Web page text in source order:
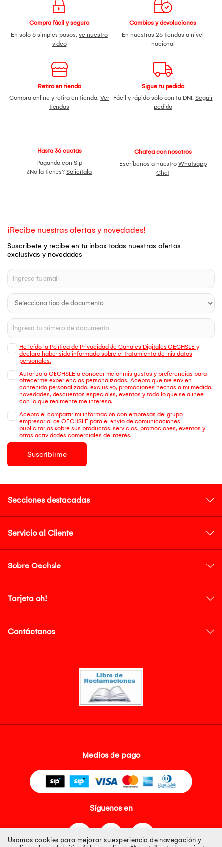
Compra fácil y seguro
En solo 6 simples pasos, ve nuestro
video
Cambios y devoluciones
En nuestras 26 tiendas a nivel
nacional
Retiro en tienda
Compra online y retira en tienda. Ver
tiendas
Sigue tu pedido
Fácil y rápido sólo con tu DNI. Seguir
pedido
Hasta 36 cuotas
Pagando con Sip
¿No la tienes? Solicítala
Chatea con nosotros
Escríbenos a nuestro Whatsapp
Chat
¡Recibe nuestras ofertas y novedades!
Suscríbete y recibe en tu inbox todas nuestras ofertas
exclusivas y novedades
He leído la Política de Privacidad de Canales Digitales OECHSLE y
declaro haber sido informado sobre el tratamiento de mis datos
personales.
Autorizo a OECHSLE a conocer mejor mis gustos y preferencias para
ofrecerme experiencias personalizadas. Acepto que me envien
contenido personalizado, exclusivo, promociones hechas a mi medida,
novedades, descuentos especiales, eventos y todo lo que se alinee
con lo que realmente me interesa.
Acepto el compartir mi información con empresas del grupo
empresarial de OECHSLE para el envío de comunicaciones
publicitarias sobre sus productos, servicios, promociones, eventos y
otras actividades comerciales de interés.
Suscribirme
Secciones destacadas
Servicio al Cliente
Sobre Oechsle
Tarjeta oh!
Contáctanos
Medios de pago
Síguenos en
Usamos cookies para mejorar su experiencia de navegación y